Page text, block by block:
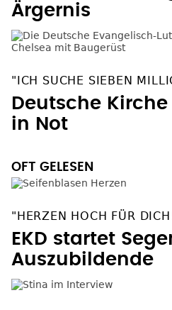
Ärgernis
"ICH SUCHE SIEBEN
Deutsche
in Not
OFT GELESEN
"HERZEN HOCH FÜR
EKD startet
Auszubildende